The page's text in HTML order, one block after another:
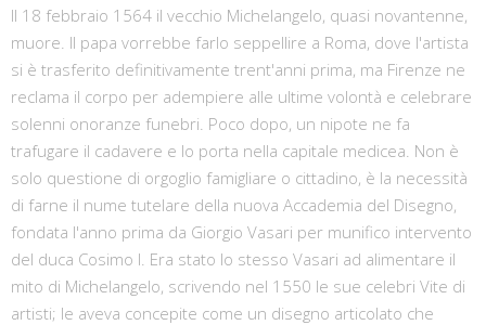
Il 18 febbraio 1564 il vecchio Michelangelo, quasi novantenne,
muore. Il papa vorrebbe farlo seppellire a Roma, dove l'artista
si è trasferito definitivamente trent'anni prima, ma Firenze ne
reclama il corpo per adempiere alle ultime volontà e celebrare
solenni onoranze funebri. Poco dopo, un nipote ne fa
trafugare il cadavere e lo porta nella capitale medicea. Non è
solo questione di orgoglio famigliare o cittadino, è la necessità
di farne il nume tutelare della nuova Accademia del Disegno,
fondata l'anno prima da Giorgio Vasari per munifico intervento
del duca Cosimo I. Era stato lo stesso Vasari ad alimentare il
mito di Michelangelo, scrivendo nel 1550 le sue celebri Vite di
artisti; le aveva concepite come un disegno articolato che